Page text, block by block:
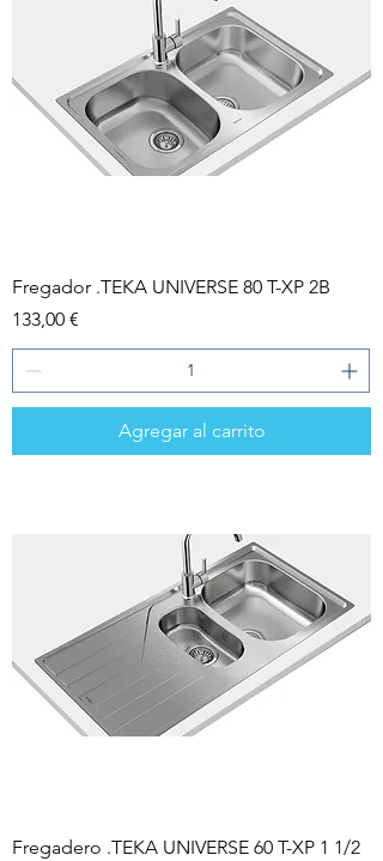
Fregador .TEKA UNIVERSE 80 T-XP 2B
Precio
133,00 €
Agregar al carrito
Fregadero .TEKA UNIVERSE 60 T-XP 1 1/2